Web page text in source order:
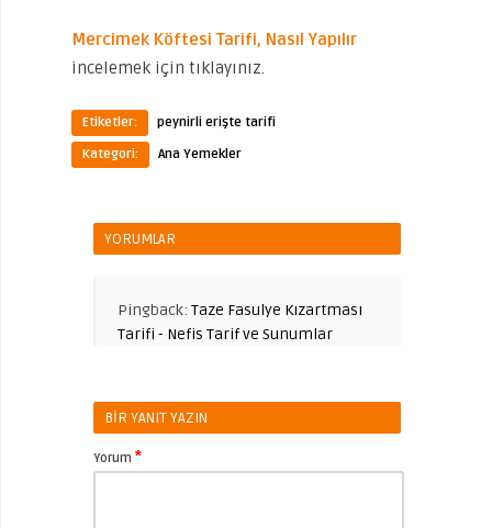
Mercimek Köftesi Tarifi, Nasıl Yapılır
incelemek için tıklayınız.
Etiketler:
peynirli erişte tarifi
Kategori:
Ana Yemekler
YORUMLAR
Pingback: Taze Fasulye Kızartması
Tarifi - Nefis Tarif ve Sunumlar
BIR YANIT YAZIN
Yorum *